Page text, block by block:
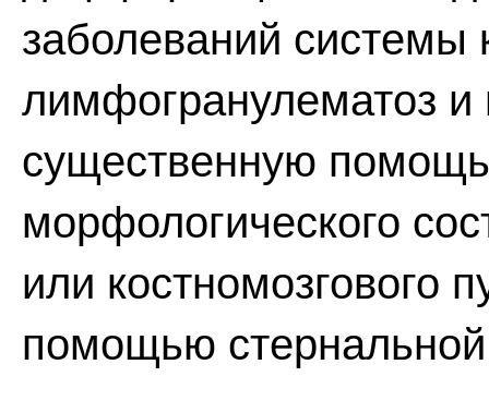
заболеваний системы
лимфогранулематоз и
существенную
морфологического
или костномозгового
помощью